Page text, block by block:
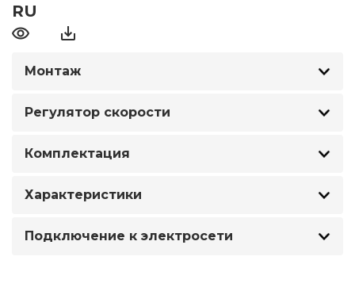
RU
Монтаж
Регулятор скорости
Комплектация
Характеристики
Подключение к электросети